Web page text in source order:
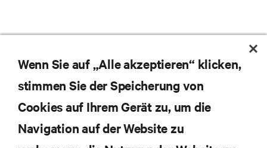
Abonnieren Sie unseren Newsletter und erhalten
Wenn Sie auf „Alle akzeptieren“ klicken,
stimmen Sie der Speicherung von
Cookies auf Ihrem Gerät zu, um die
Navigation auf der Website zu